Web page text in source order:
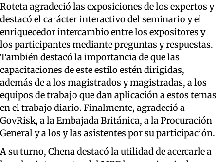
Roteta agradeció las exposiciones de los expertos y
destacó el carácter interactivo del seminario y el
enriquecedor intercambio entre los expositores y
los participantes mediante preguntas y respuestas.
También destacó la importancia de que las
capacitaciones de este estilo estén dirigidas,
además de a los magistrados y magistradas, a los
equipos de trabajo que dan aplicación a estos temas
en el trabajo diario. Finalmente, agradeció a
GovRisk, a la Embajada Británica, a la Procuración
General y a los y las asistentes por su participación.
A su turno, Chena destacó la utilidad de acercarle a